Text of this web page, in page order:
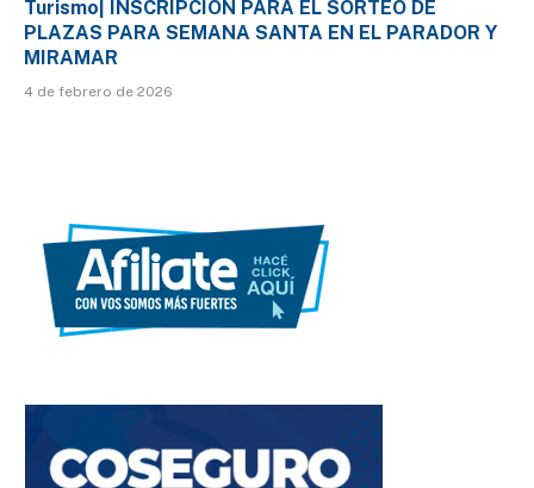
Turismo| INSCRIPCIÓN PARA EL SORTEO DE
PLAZAS PARA SEMANA SANTA EN EL PARADOR Y
MIRAMAR
4 de febrero de 2026